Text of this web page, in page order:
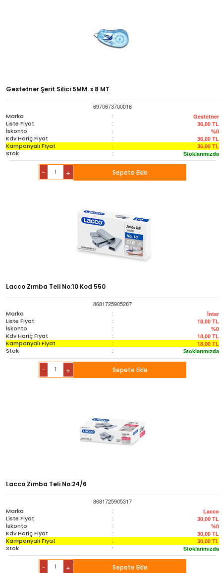
Oyuncak & Spor Gereçleri
Sözlük-Atlas
Yardımcı Kaynak Kitaplar
Ambalaj Ürünleri
Gestetner Şerit Silici 5MM. x 8 MT
6970673700016
Marka
: Gestetner
Liste Fiyat : 36,00 TL
İskonto : %0
Kdv Hariç Fiyat : 36,00 TL
Kampanyalı Fiyat : 36,00 TL
Stok : Stoklarımızda
- + Sepete Ekle
Lacco Zımba Teli No:10 Kod 550
8681725905287
Marka
: İnter
Liste Fiyat : 18,00 TL
İskonto : %0
Kdv Hariç Fiyat : 18,00 TL
Kampanyalı Fiyat : 18,00 TL
Stok : Stoklarımızda
- + Sepete Ekle
Lacco Zımba Teli No:24/6
8681725905317
Marka
: Lacco
Liste Fiyat : 30,00 TL
İskonto : %0
Kdv Hariç Fiyat : 30,00 TL
Kampanyalı Fiyat : 30,00 TL
Stok : Stoklarımızda
- + Sepete Ekle